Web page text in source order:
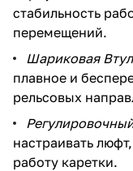
стабильность
перемещений.
Шариковая
плавное и
рельсовых
настраивать
работу каретки.